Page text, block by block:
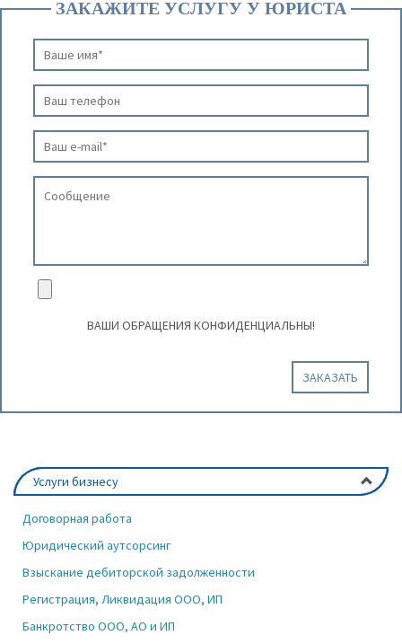
ЗАКАЖИТЕ УСЛУГУ У ЮРИСТА
ВАШИ ОБРАЩЕНИЯ КОНФИДЕНЦИАЛЬНЫ!
ЗАКАЗАТЬ
Услуги бизнесу
Договорная работа
Юридический аутсорсинг
Взыскание дебиторской задолженности
Регистрация, Ликвидация ООО, ИП
Банкротство ООО, АО и ИП